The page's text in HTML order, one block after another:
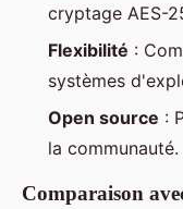
cryptage AES-
Flexibilité :
systèmes
Open source :
la communauté.
Comparaison